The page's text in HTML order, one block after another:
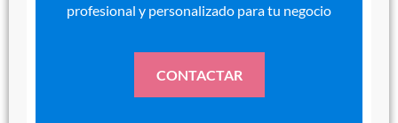
profesional y personalizado para tu negocio
CONTACTAR